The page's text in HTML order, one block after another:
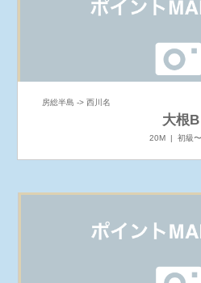
房総半島 -> 西川名
大根B
20M | 初級